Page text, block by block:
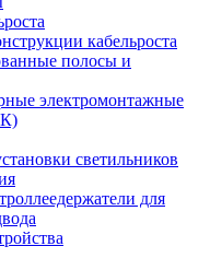
кабельроста
полосы и
электромонтажные
светильников
для